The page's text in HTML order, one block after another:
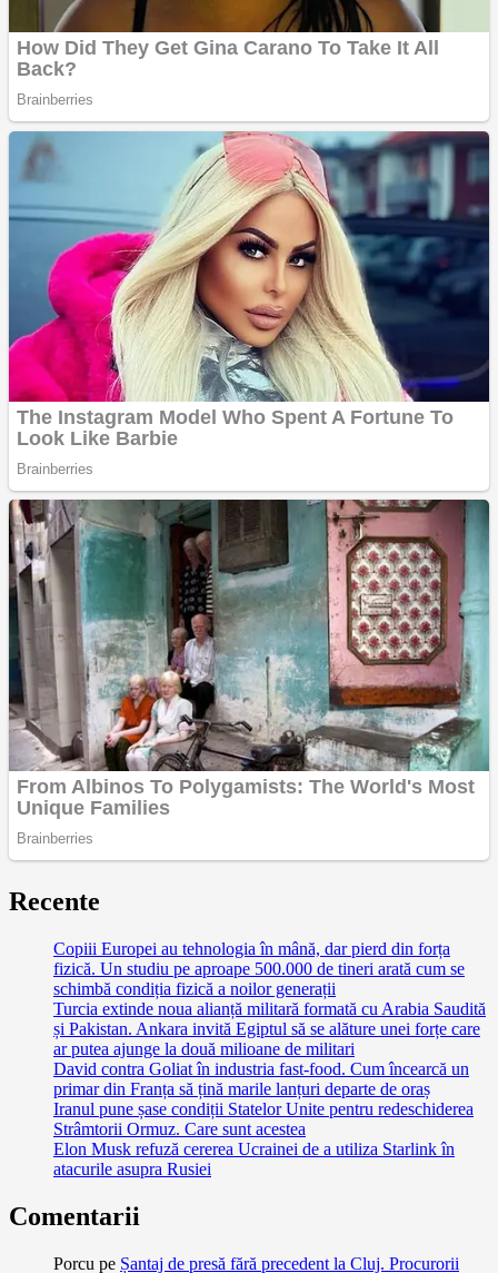
Recente
Copiii Europei au tehnologia în mână, dar pierd din forța
fizică. Un studiu pe aproape 500.000 de tineri arată cum se
schimbă condiția fizică a noilor generații
Turcia extinde noua alianță militară formată cu Arabia Saudită
și Pakistan. Ankara invită Egiptul să se alăture unei forțe care
ar putea ajunge la două milioane de militari
David contra Goliat în industria fast-food. Cum încearcă un
primar din Franța să țină marile lanțuri departe de oraș
Iranul pune șase condiții Statelor Unite pentru redeschiderea
Strâmtorii Ormuz. Care sunt acestea
Elon Musk refuză cererea Ucrainei de a utiliza Starlink în
atacurile asupra Rusiei
Comentarii
Porcu pe Șantaj de presă fără precedent la Cluj. Procurorii